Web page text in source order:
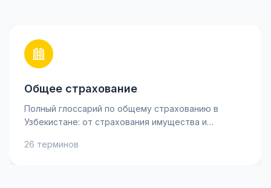
Общее страхование
Полный глоссарий по общему страхованию в
Узбекистане: от страхования имущества и
рисков. Узнайте ключевые термины, такие как
26 терминов